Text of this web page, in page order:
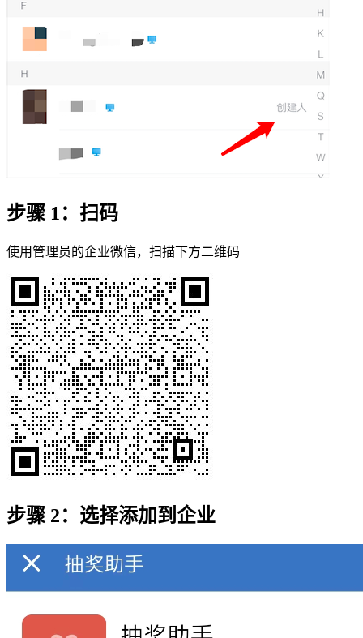
步骤 1：扫码
使用管理员的企业微信，扫描下方二维码
步骤 2：选择添加到企业